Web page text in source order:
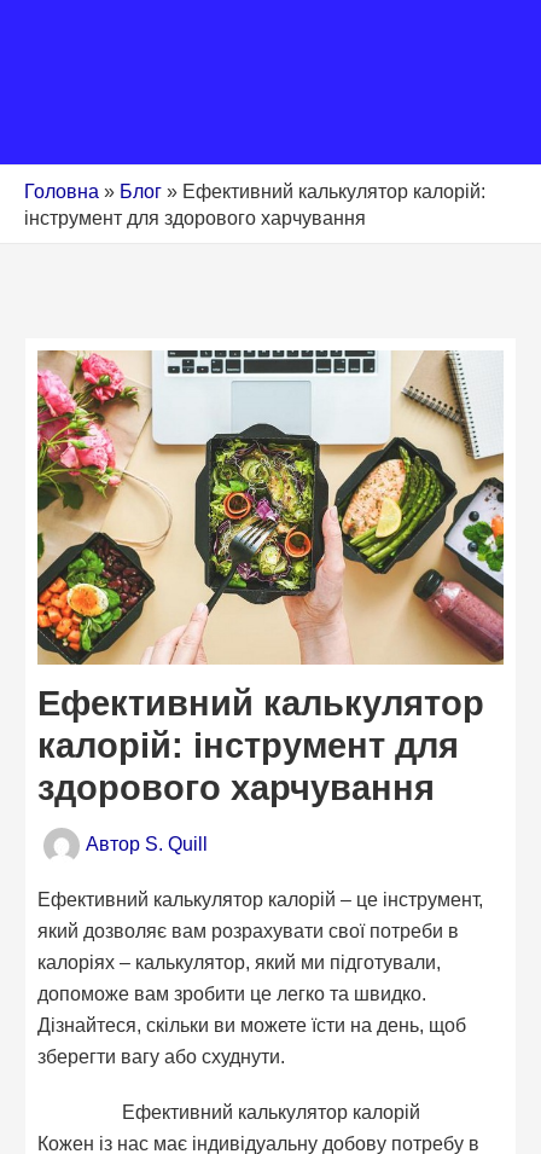
Головна » Блог » Ефективний калькулятор калорій:
інструмент для здорового харчування
Ефективний калькулятор
калорій: інструмент для
здорового харчування
Автор S. Quill
Ефективний калькулятор калорій – це інструмент,
який дозволяє вам розрахувати свої потреби в
калоріях – калькулятор, який ми підготували,
допоможе вам зробити це легко та швидко.
Дізнайтеся, скільки ви можете їсти на день, щоб
зберегти вагу або схуднути.
Ефективний калькулятор калорій
Кожен із нас має індивідуальну добову потребу в